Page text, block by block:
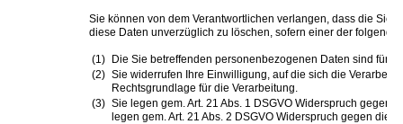
Sie können von dem Verantwortlichen verlangen, dass die Sie
diese Daten unverzüglich zu löschen, sofern einer der
Die Sie betreffenden personenbezogenen Daten sind für
Sie widerrufen Ihre Einwilligung, auf die sich die
Rechtsgrundlage für die Verarbeitung.
Sie legen gem. Art. 21 Abs. 1 DSGVO Widerspruch gegen
legen gem. Art. 21 Abs. 2 DSGVO Widerspruch gegen die